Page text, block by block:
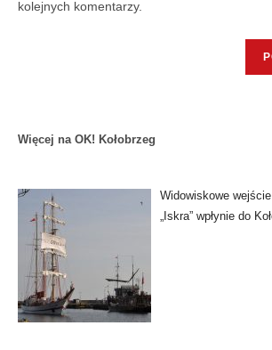
kolejnych komentarzy.
Więcej na OK! Kołobrzeg
Widowiskowe
„Iskra” wpłynie do